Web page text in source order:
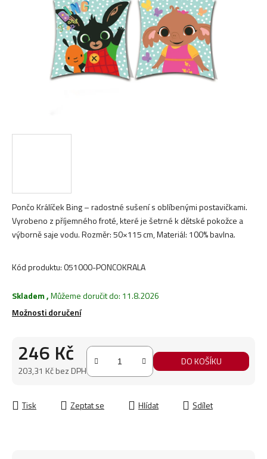
Pončo Králíček Bing – radostné sušení s oblíbenými postavičkami.
Vyrobeno z příjemného froté, které je šetrné k dětské pokožce a
výborně saje vodu. Rozměr: 50×115 cm, Materiál: 100% bavlna.
Kód produktu:051000-PONCOKRALA
Skladem,Můžeme doručit do: 11.8.2026
Možnosti doručení
246 Kč
203,31 Kč bez DPH
DO KOŠÍKU
Tisk Zeptat se Hlídat Sdílet